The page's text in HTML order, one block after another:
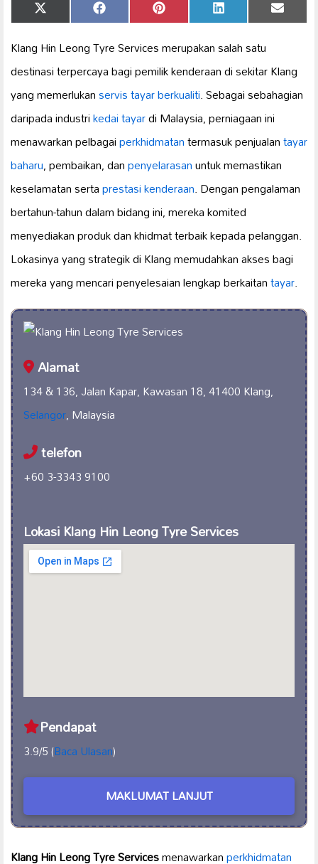
Share
on
X
(Twitter)
Share
on
Facebook Share
on
Pinterest Share
on
LinkedIn Share
on
Email
Klang Hin Leong Tyre Services merupakan salah satu
destinasi terpercaya bagi pemilik kenderaan di sekitar Klang
yang memerlukanservis tayar berkualiti. Sebagai sebahagian
daripada industrikedai tayardi Malaysia, perniagaan ini
menawarkan pelbagaiperkhidmatantermasuk penjualantayar
baharu, pembaikan, danpenyelarasanuntuk memastikan
keselamatan sertaprestasi kenderaan. Dengan pengalaman
bertahun-tahun dalam bidang ini, mereka komited
menyediakan produk dan khidmat terbaik kepada pelanggan.
Lokasinya yang strategik di Klang memudahkan akses bagi
mereka yang mencari penyelesaian lengkap berkaitantayar.
Alamat
134 & 136, Jalan Kapar, Kawasan 18, 41400 Klang,
Selangor, Malaysia
telefon
+60 3-3343 9100
Lokasi Klang Hin Leong Tyre Services
Pendapat
3.9/5 (Baca Ulasan)
MAKLUMAT LANJUT
Klang Hin Leong Tyre Servicesmenawarkanperkhidmatan